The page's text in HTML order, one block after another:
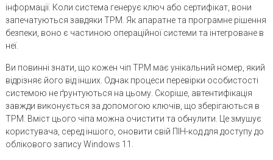
інформації. Коли система генерує ключ або сертифікат, вони
запечатуються завдяки TPM. Як апаратне та програмне рішення
безпеки, воно є частиною операційної системи та інтегроване в
неї.
Ви повинні знати, що кожен чіп TPM має унікальний номер, який
відрізняє його від інших. Однак процеси перевірки особистості
системою не ґрунтуються на цьому. Скоріше, автентифікація
завжди виконується за допомогою ключів, що зберігаються в
TPM. Вміст цього чіпа можна очистити та обнулити. Це змушує
користувача, серед іншого, оновити свій ПІН-код для доступу до
облікового запису Windows 11.